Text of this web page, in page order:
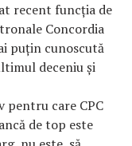
recent funcția de
Concordia
puțin cunoscută
deceniu și
pentru care CPC
de top este